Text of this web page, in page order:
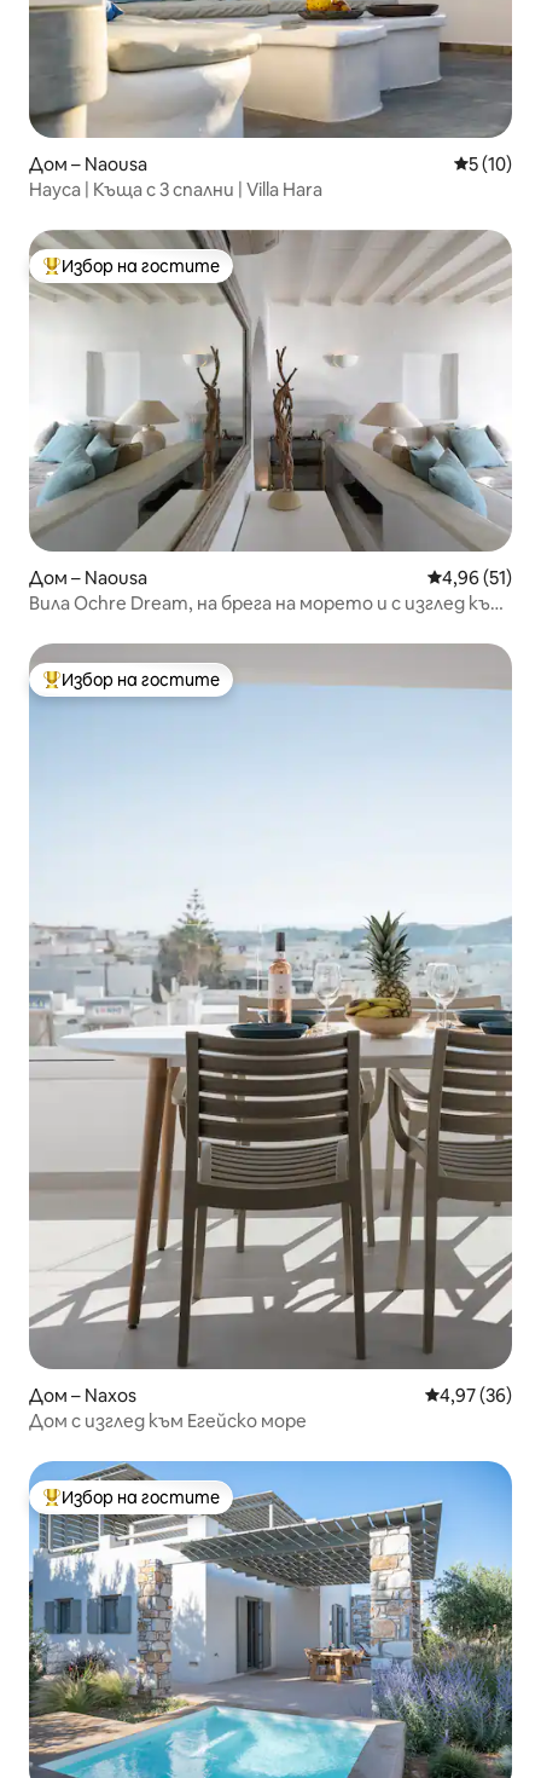
Дом – Naousa Средна
5 (10)
Науса | Къща с 3 спални | Villa Hara
Най-популярен избор на гостите
Избор на гостите
Дом – Naousa Средна
4,96 (51)
Вила Ochre Dream, на брега на морето и с изглед към
Най-популярен избор на гостите
Избор на гостите
Дом – Naxos Средна
4,97 (36)
Дом с изглед към Егейско море
Най-популярен избор на гостите
Избор на гостите